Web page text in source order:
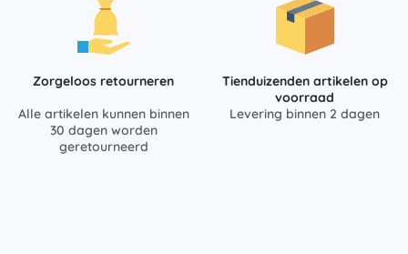
Zorgeloos retourneren
Alle artikelen kunnen binnen
30 dagen worden
geretourneerd
Tienduizenden artikelen op
voorraad
Levering binnen 2 dagen